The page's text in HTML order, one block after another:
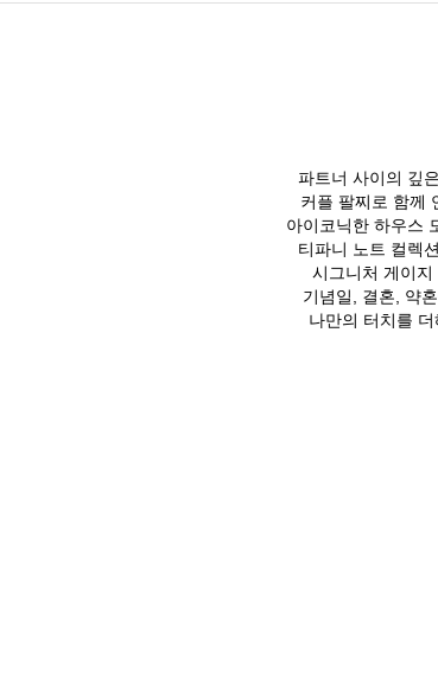
파트너 사이의 깊
커플 팔찌로 함께
아이코닉한 하우스
티파니 노트 컬렉
시그니처 게이
기념일, 결혼, 약
나만의 터치를